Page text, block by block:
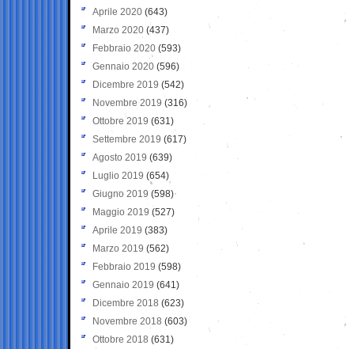
Aprile 2020 (643)
Marzo 2020 (437)
Febbraio 2020 (593)
Gennaio 2020 (596)
Dicembre 2019 (542)
Novembre 2019 (316)
Ottobre 2019 (631)
Settembre 2019 (617)
Agosto 2019 (639)
Luglio 2019 (654)
Giugno 2019 (598)
Maggio 2019 (527)
Aprile 2019 (383)
Marzo 2019 (562)
Febbraio 2019 (598)
Gennaio 2019 (641)
Dicembre 2018 (623)
Novembre 2018 (603)
Ottobre 2018 (631)